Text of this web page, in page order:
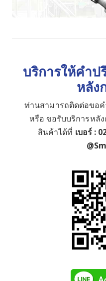
บริการให้คำป
หลัง
ท่านสามารถติดต่อขอค
หรือ ขอรับบริการหลัง
สินค้าได้ที่ เบอร์ :